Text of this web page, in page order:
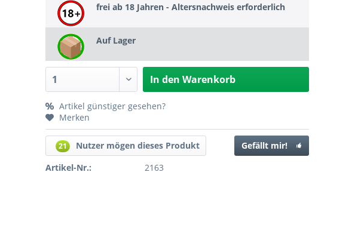
frei ab 18 Jahren - Altersnachweis erforderlich
Auf Lager
In den Warenkorb
Artikel günstiger gesehen?
Merken
21 Nutzer mögen dieses Produkt
Gefällt mir!
Artikel-Nr.:
2163